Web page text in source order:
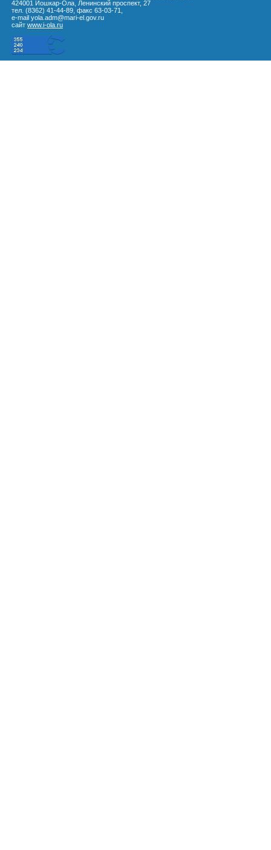
424001 Йошкар-Ола, Ленинский проспект, 27
тел. (8362) 41-44-89, факс 63-03-71,
e-mail yola.adm@mari-el.gov.ru
сайт www.i-ola.ru